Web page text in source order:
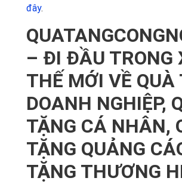
đây.
– ĐI ĐẦU TRONG
THẾ MỚI VỀ QUÀ
DOANH NGHIỆP,
TẶNG CÁ NHÂN,
TẶNG QUẢNG
TẶNG THƯƠNG